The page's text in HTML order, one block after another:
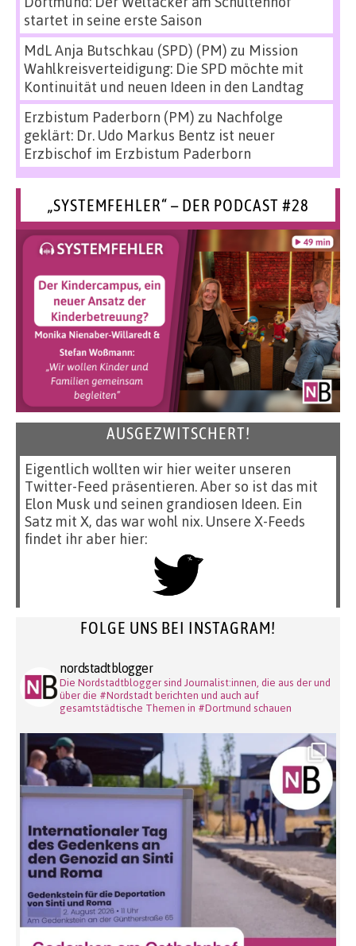
startet in seine erste Saison
MdL Anja Butschkau (SPD) (PM) zu Mission
Wahlkreisverteidigung: Die SPD möchte mit
Kontinuität und neuen Ideen in den Landtag
Erzbistum Paderborn (PM) zu Nachfolge
geklärt: Dr. Udo Markus Bentz ist neuer
Erzbischof im Erzbistum Paderborn
„SYSTEMFEHLER“ – DER PODCAST #28
AUSGEZWITSCHERT!
Eigentlich wollten wir hier weiter unseren
Twitter-Feed präsentieren. Aber so ist das mit
Elon Musk und seinen grandiosen Ideen. Ein
Satz mit X, das war wohl nix. Unsere X-Feeds
findet ihr aber hier:
FOLGE UNS BEI INSTAGRAM!
nordstadtblogger
Die Nordstadtblogger sind Journalist:innen, die aus der und
über die #Nordstadt berichten und auch auf
gesamtstädtische Themen in #Dortmund schauen